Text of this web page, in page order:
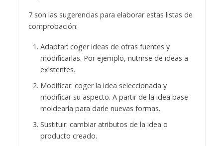
7 son las sugerencias para elaborar estas listas de
comprobación:
Adaptar: coger ideas de otras fuentes y
modificarlas. Por ejemplo, nutrirse de ideas a
existentes.
Modificar: coger la idea seleccionada y
modificar su aspecto. A partir de la idea base
moldearla para darle nuevas formas.
Sustituir: cambiar atributos de la idea o
producto creado.